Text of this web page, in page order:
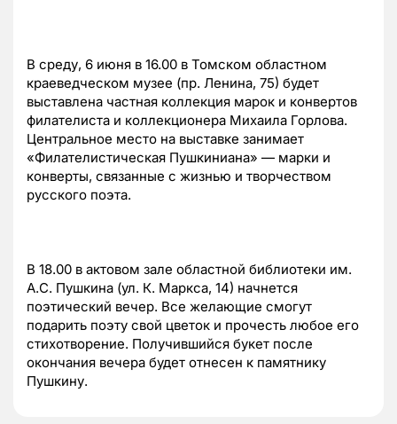
В среду, 6 июня в 16.00 в Томском областном
краеведческом музее (пр. Ленина, 75) будет
выставлена частная коллекция марок и конвертов
филателиста и коллекционера Михаила Горлова.
Центральное место на выставке занимает
«Филателистическая Пушкиниана» — марки и
конверты, связанные с жизнью и творчеством
русского поэта.
В 18.00 в актовом зале областной библиотеки им.
А.С. Пушкина (ул. К. Маркса, 14) начнется
поэтический вечер. Все желающие смогут
подарить поэту свой цветок и прочесть любое его
стихотворение. Получившийся букет после
окончания вечера будет отнесен к памятнику
Пушкину.